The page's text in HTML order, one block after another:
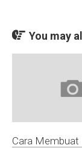
You may
Cara Membuat